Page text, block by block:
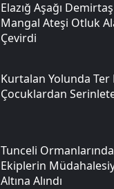
Elazığ Aşağı
Mangal Ateşi Otluk
Çevirdi
Kurtalan Yolunda
Çocuklardan
Tunceli Ormanlarında
Ekiplerin
Altına Alındı